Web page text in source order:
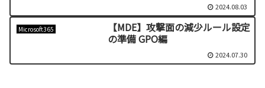
2024.08.03
Microsoft365
【MDE】攻撃面の減少ルール設定
の準備 GPO編
2024.07.30